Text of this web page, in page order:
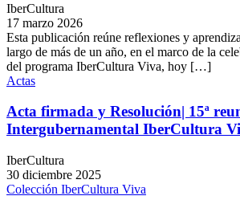
IberCultura
17 marzo 2026
Esta publicación reúne reflexiones y
largo de más de un año, en el marco de la
del programa IberCultura Viva, hoy […]
Actas
Acta firmada y Resolución| 15ª
Intergubernamental IberCultura
IberCultura
30 diciembre 2025
Colección IberCultura Viva